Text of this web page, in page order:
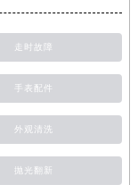
走时故障
手表配件
外观清洗
抛光翻新